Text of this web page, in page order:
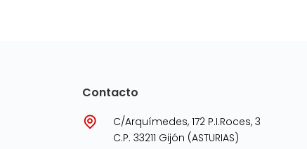
Contacto
C/Arquímedes, 172 P.I.Roces, 3
C.P. 33211 Gijón (ASTURIAS)